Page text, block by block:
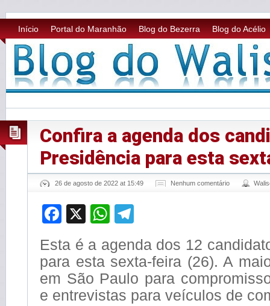
Início Portal do Maranhão Blog do Bezerra Blog do Acélio
Confira a agenda dos
Presidência para esta
26 de agosto de 2022 at 15:49 Nenhum comentário
Facebook
X WhatsApp
Esta é a agenda dos 12
para esta sexta-feira (26). A
em São Paulo para
e entrevistas para veículos de